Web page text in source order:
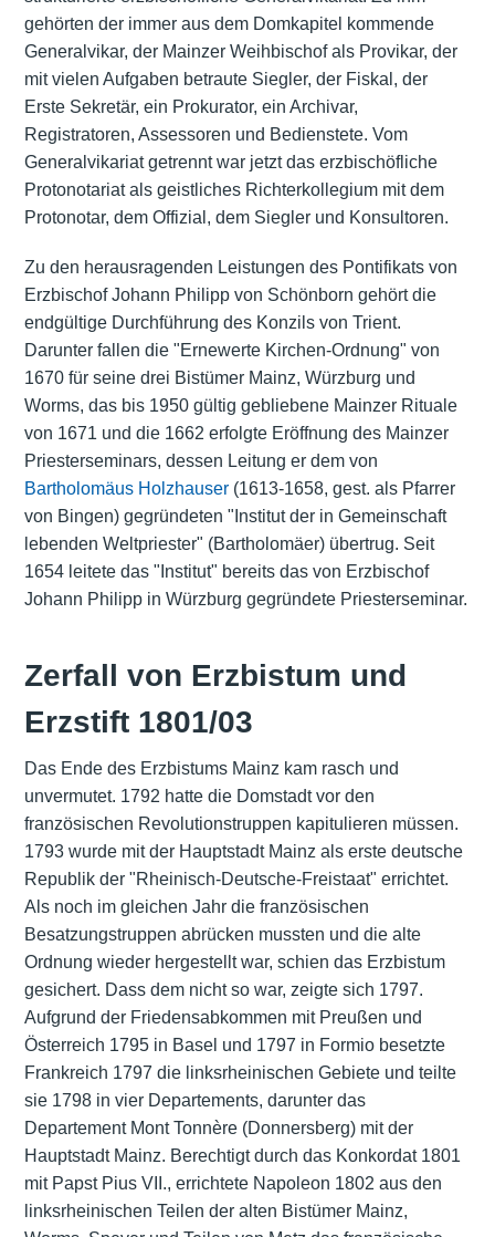
gehörten der immer aus dem Domkapitel kommende
Generalvikar, der Mainzer Weihbischof als Provikar, der
mit vielen Aufgaben betraute Siegler, der Fiskal, der
Erste Sekretär, ein Prokurator, ein Archivar,
Registratoren, Assessoren und Bedienstete. Vom
Generalvikariat getrennt war jetzt das erzbischöfliche
Protonotariat als geistliches Richterkollegium mit dem
Protonotar, dem Offizial, dem Siegler und Konsultoren.
Zu den herausragenden Leistungen des Pontifikats von
Erzbischof Johann Philipp von Schönborn gehört die
endgültige Durchführung des Konzils von Trient.
Darunter fallen die "Ernewerte Kirchen-Ordnung" von
1670 für seine drei Bistümer Mainz, Würzburg und
Worms, das bis 1950 gültig gebliebene Mainzer Rituale
von 1671 und die 1662 erfolgte Eröffnung des Mainzer
Priesterseminars, dessen Leitung er dem von
Bartholomäus Holzhauser(1613-1658, gest. als Pfarrer
von Bingen) gegründeten "Institut der in Gemeinschaft
lebenden Weltpriester" (Bartholomäer) übertrug. Seit
1654 leitete das "Institut" bereits das von Erzbischof
Johann Philipp in Würzburg gegründete Priesterseminar.
Zerfall von Erzbistum und
Erzstift 1801/03
Das Ende des Erzbistums Mainz kam rasch und
unvermutet. 1792 hatte die Domstadt vor den
französischen Revolutionstruppen kapitulieren müssen.
1793 wurde mit der Hauptstadt Mainz als erste deutsche
Republik der "Rheinisch-Deutsche-Freistaat" errichtet.
Als noch im gleichen Jahr die französischen
Besatzungstruppen abrücken mussten und die alte
Ordnung wieder hergestellt war, schien das Erzbistum
gesichert. Dass dem nicht so war, zeigte sich 1797.
Aufgrund der Friedensabkommen mit Preußen und
Österreich 1795 in Basel und 1797 in Formio besetzte
Frankreich 1797 die linksrheinischen Gebiete und teilte
sie 1798 in vier Departements, darunter das
Departement Mont Tonnère (Donnersberg) mit der
Hauptstadt Mainz. Berechtigt durch das Konkordat 1801
mit Papst Pius VII., errichtete Napoleon 1802 aus den
linksrheinischen Teilen der alten Bistümer Mainz,